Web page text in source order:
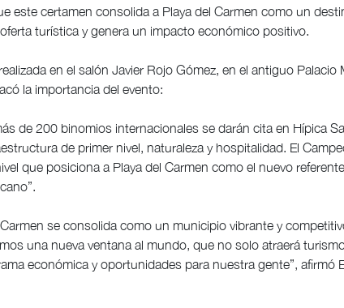
este certamen consolida a Playa del Carmen como un
turística y genera un impacto económico positivo.
en el salón Javier Rojo Gómez, en el antiguo Palacio
la importancia del evento:
de 200 binomios internacionales se darán cita en Hípica
de primer nivel, naturaleza y hospitalidad. El
que posiciona a Playa del Carmen como el nuevo
se consolida como un municipio vibrante y
una nueva ventana al mundo, que no solo atraerá
económica y oportunidades para nuestra gente”, afirmó